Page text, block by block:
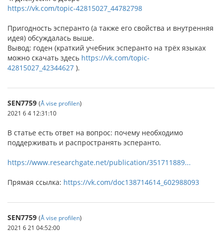
https://vk.com/topic-42815027_44782798
Пригодность эсперанто (а также его свойства и внутренняя
идея) обсуждалась выше.
Вывод: годен (краткий учебник эсперанто на трёх языках
можно скачать здесь https://vk.com/topic-
42815027_42344627 ).
SEN7759 (Å vise profilen)
2021 6 4 12:31:10
В статье есть ответ на вопрос: почему необходимо
поддерживать и распространять эсперанто.
https://www.researchgate.net/publication/351711889...
Прямая ссылка: https://vk.com/doc138714614_602988093
SEN7759 (Å vise profilen)
2021 6 21 04:52:00